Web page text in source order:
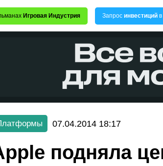
Игровая Индустрия Запрос инвестиций
07.04.2014 18:17
подняла